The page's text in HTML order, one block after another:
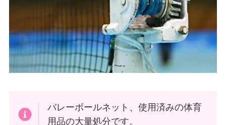
バレーボールネット、使用済みの体育
用品の大量処分です。